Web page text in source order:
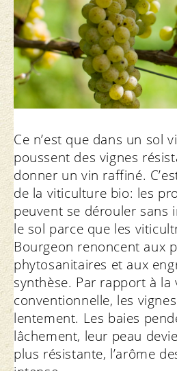
Ce n’est que dans un sol
poussent des vignes
donner un vin raffiné.
de la viticulture bio: les
peuvent se dérouler sans
le sol parce que les
Bourgeon renoncent aux
phytosanitaires et aux
synthèse. Par rapport à la
conventionnelle, les
lentement. Les baies
lâchement, leur peau
plus résistante, l’arôme